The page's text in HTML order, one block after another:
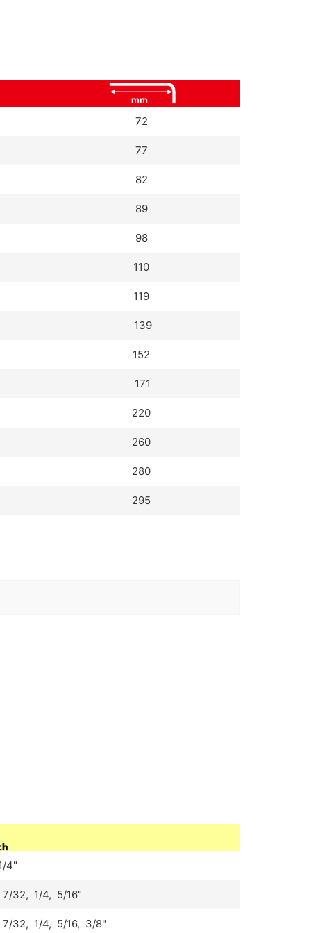
72
77
82
89
98
110
119
139
152
171
220
260
280
295
4"
32, 1/4, 5/16"
32, 1/4, 5/16, 3/8"